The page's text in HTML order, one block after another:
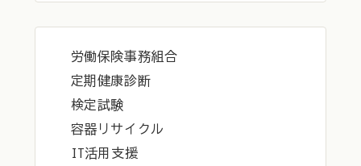
労働保険事務組合
定期健康診断
検定試験
容器リサイクル
IT活用支援